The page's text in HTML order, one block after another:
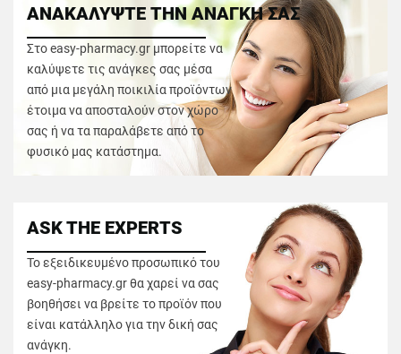
ΑΝΑΚΑΛΥΨΤΕ ΤΗΝ ΑΝΑΓΚΗ ΣΑΣ
Στο easy-pharmacy.gr μπορείτε να
καλύψετε τις ανάγκες σας μέσα
από μια μεγάλη ποικιλία προϊόντων
έτοιμα να αποσταλούν στον χώρο
σας ή να τα παραλάβετε από το
φυσικό μας κατάστημα.
ASK THE EXPERTS
Το εξειδικευμένο προσωπικό του
easy-pharmacy.gr θα χαρεί να σας
βοηθήσει να βρείτε το προϊόν που
είναι κατάλληλο για την δική σας
ανάγκη.